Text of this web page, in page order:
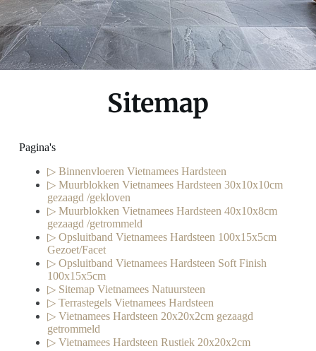
Sitemap
Pagina's
▷ Binnenvloeren Vietnamees Hardsteen
▷ Muurblokken Vietnamees Hardsteen 30x10x10cm
gezaagd /gekloven
▷ Muurblokken Vietnamees Hardsteen 40x10x8cm
gezaagd /getrommeld
▷ Opsluitband Vietnamees Hardsteen 100x15x5cm
Gezoet/Facet
▷ Opsluitband Vietnamees Hardsteen Soft Finish
100x15x5cm
▷ Sitemap Vietnamees Natuursteen
▷ Terrastegels Vietnamees Hardsteen
▷ Vietnamees Hardsteen 20x20x2cm gezaagd
getrommeld
▷ Vietnamees Hardsteen Rustiek 20x20x2cm